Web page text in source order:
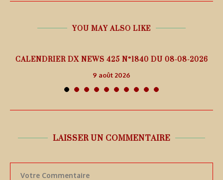
YOU MAY ALSO LIKE
CALENDRIER DX NEWS 425 N°1840 DU 08-08-2026
9 août 2026
LAISSER UN COMMENTAIRE